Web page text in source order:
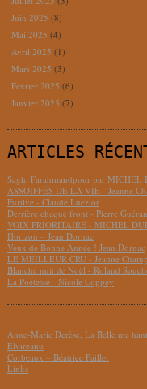
Juin 2025 (8)
Mai 2025 (4)
Avril 2025 (1)
Mars 2025 (3)
Février 2025 (6)
Janvier 2025 (7)
ARTICLES
Saghi Farahmandpour par MICHEL
ASSOIFFÉS DE LA VIE - Jeanne
Furtive - Claude Luezior
Derrière chaque front - Pierre
VOIX PRIORITAIRE - MICHEL
Horizon – Jean Dornac
Veux de Bonne Année ! Jean Dornac
LE MEILLEUR CRU - Jeanne
Blanche nuit de Noël - Roland
La Poétesse - Nicole Coppey
Anne-Marie Derèse, La Belle me
Elvireanu
Corbeaux – Béatrice Pailler
Links